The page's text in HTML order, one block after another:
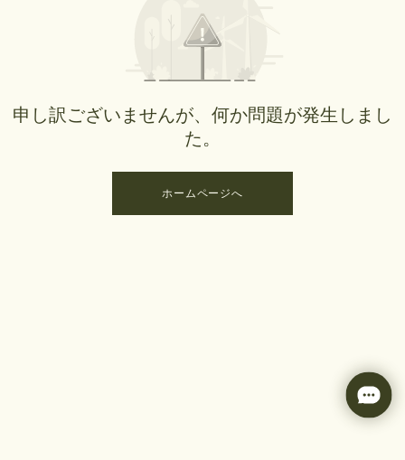
申し訳ございませんが、何か問題が発生しまし
た。
ホームページへ